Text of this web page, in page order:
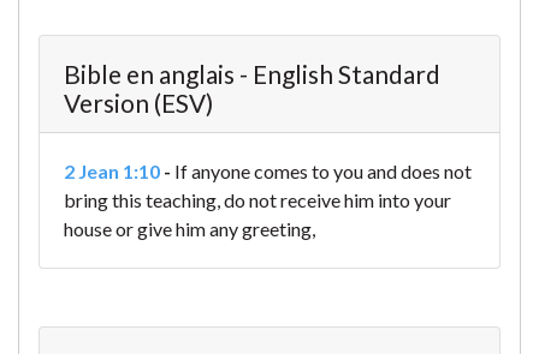
Bible en anglais - English Standard
Version (ESV)
2 Jean 1:10 - If anyone comes to you and does not
bring this teaching, do not receive him into your
house or give him any greeting,